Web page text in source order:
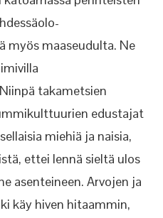
myös maaseudulta. Ne
takametsien
edustajat
miehiä ja naisia,
ettei lennä sieltä ulos
asenteineen. Arvojen ja
käy hiven hitaammin,